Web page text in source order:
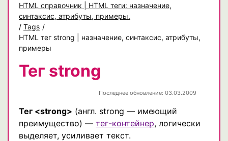
HTML справочник | HTML теги: назначение,
синтаксис, атрибуты, примеры.
/ Tags /
HTML тег strong | назначение, синтаксис, атрибуты,
примеры
Тег strong
Последнее обновление: 03.03.2009
Тег <strong> (англ. strong — имеющий
преимущество) — тег-контейнер, логически
выделяет, усиливает текст.